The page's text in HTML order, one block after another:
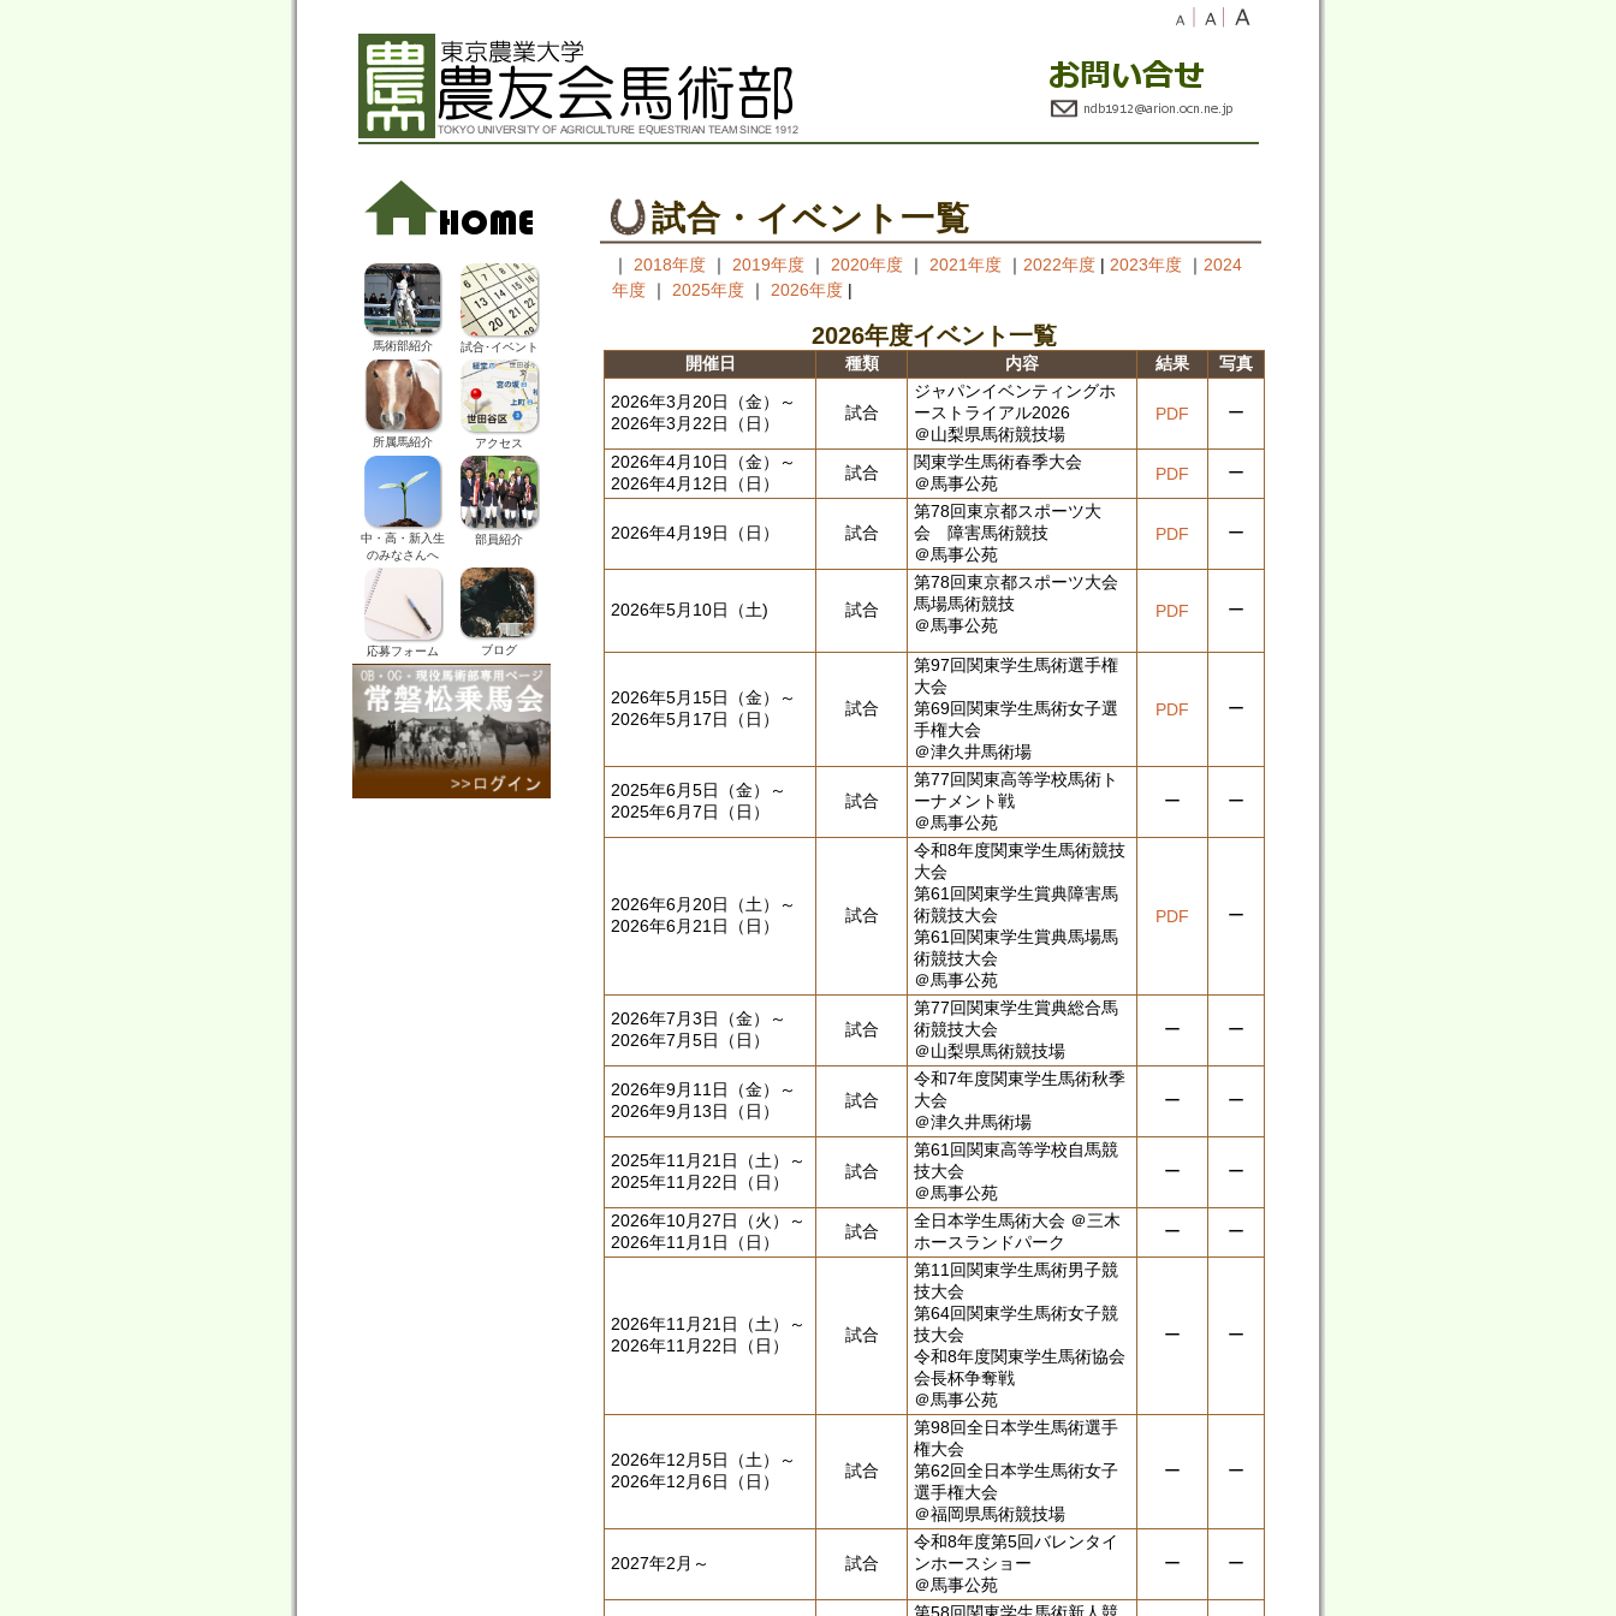
馬術部紹介 試合･イベント
所属馬紹介 アクセス
中・高・新入生
のみなさんへ
部員紹介
応募フォーム ブログ
試合・イベント一覧
｜ 2018年度 ｜ 2019年度 ｜ 2020年度 ｜ 2021年度 ｜ 2022年度 | 2023年度 ｜ 2024
年度 ｜ 2025年度 ｜ 2026年度 |
2026年度イベント一覧
開催日 種類 内容 結果
写真
2026年3月20日（金）～
2026年3月22日（日）
試合
ジャパンイベンティングホ
ーストライアル2026
＠山梨県馬術競技場
PDF ー
2026年4月10日（金）～
2026年4月12日（日）
試合
関東学生馬術春季大会
＠馬事公苑
PDF ー
2026年4月19日（日） 試合
第78回東京都スポーツ大
会 障害馬術競技
＠馬事公苑
PDF ー
2026年5月10日（土) 試合
第78回東京都スポーツ大会
馬場馬術競技
＠馬事公苑
PDF ー
2026年5月15日（金）～
2026年5月17日（日）
試合
第97回関東学生馬術選手権
大会
第69回関東学生馬術女子選
手権大会
＠津久井馬術場
PDF ー
2025年6月5日（金）～
2025年6月7日（日）
試合
第77回関東高等学校馬術ト
ーナメント戦
＠馬事公苑
ー ー
2026年6月20日（土）～
2026年6月21日（日）
試合
令和8年度関東学生馬術競技
大会
第61回関東学生賞典障害馬
術競技大会
第61回関東学生賞典馬場馬
術競技大会
＠馬事公苑
PDF ー
2026年7月3日（金）～
2026年7月5日（日）
試合
第77回関東学生賞典総合馬
術競技大会
＠山梨県馬術競技場
ー ー
2026年9月11日（金）～
2026年9月13日（日）
試合
令和7年度関東学生馬術秋季
大会
＠津久井馬術場
ー ー
2025年11月21日（土）～
2025年11月22日（日）
試合
第61回関東高等学校自馬競
技大会
＠馬事公苑
ー ー
2026年10月27日（火）～
2026年11月1日（日）
試合
全日本学生馬術大会 ＠三木
ホースランドパーク
ー ー
2026年11月21日（土）～
2026年11月22日（日）
試合
第11回関東学生馬術男子競
技大会
第64回関東学生馬術女子競
技大会
令和8年度関東学生馬術協会
会長杯争奪戦
＠馬事公苑
ー ー
2026年12月5日（土）～
2026年12月6日（日）
試合
第98回全日本学生馬術選手
権大会
第62回全日本学生馬術女子
選手権大会
＠福岡県馬術競技場
ー ー
2027年2月～ 試合
令和8年度第5回バレンタイ
ンホースショー
＠馬事公苑
ー ー